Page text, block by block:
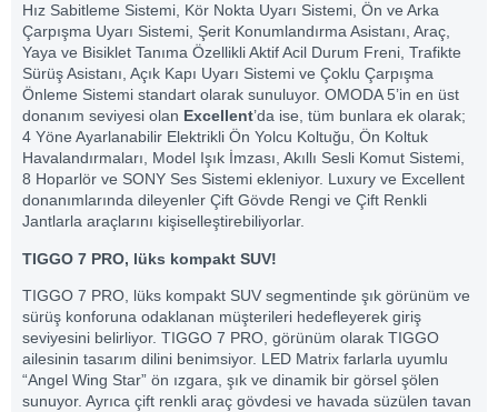
Hız Sabitleme Sistemi, Kör Nokta Uyarı Sistemi, Ön ve Arka
Çarpışma Uyarı Sistemi, Şerit Konumlandırma Asistanı, Araç,
Yaya ve Bisiklet Tanıma Özellikli Aktif Acil Durum Freni, Trafikte
Sürüş Asistanı, Açık Kapı Uyarı Sistemi ve Çoklu Çarpışma
Önleme Sistemi standart olarak sunuluyor. OMODA 5’in en üst
donanım seviyesi olan Excellent’da ise, tüm bunlara ek olarak;
4 Yöne Ayarlanabilir Elektrikli Ön Yolcu Koltuğu, Ön Koltuk
Havalandırmaları, Model Işık İmzası, Akıllı Sesli Komut Sistemi,
8 Hoparlör ve SONY Ses Sistemi ekleniyor. Luxury ve Excellent
donanımlarında dileyenler Çift Gövde Rengi ve Çift Renkli
Jantlarla araçlarını kişiselleştirebiliyorlar.
TIGGO 7 PRO, lüks kompakt SUV!
TIGGO 7 PRO, lüks kompakt SUV segmentinde şık görünüm ve
sürüş konforuna odaklanan müşterileri hedefleyerek giriş
seviyesini belirliyor. TIGGO 7 PRO, görünüm olarak TIGGO
ailesinin tasarım dilini benimsiyor. LED Matrix farlarla uyumlu
“Angel Wing Star” ön ızgara, şık ve dinamik bir görsel şölen
sunuyor. Ayrıca çift renkli araç gövdesi ve havada süzülen tavan